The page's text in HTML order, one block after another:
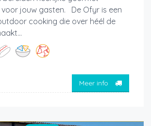
jouw gasten. De Ofyr is een
cooking die over héél de
Meer info